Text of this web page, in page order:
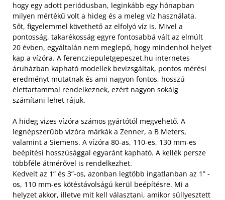
hogy egy adott periódusban, leginkább egy hónapban
milyen mértékű volt a hideg és a meleg víz használata.
Sőt, figyelemmel követhető az elfolyó víz is. Mivel a
pontosság, takarékosság egyre fontosabbá vált az elmúlt
20 évben, egyáltalán nem meglepő, hogy mindenhol helyet
kap a vízóra. A ferencziepuletgepeszet.hu internetes
áruházban kapható modellek bevizsgáltak, pontos mérési
eredményt mutatnak és ami nagyon fontos, hosszú
élettartammal rendelkeznek, ezért nagyon sokáig
számítani lehet rájuk.
A hideg vizes vízóra számos gyártótól megvehető. A
legnépszerűbb vízóra márkák a Zenner, a B Meters,
valamint a Siemens. A vízóra 80-as, 110-es, 130 mm-es
beépítési hosszúsággal egyaránt kapható. A kellék persze
többféle átmérővel is rendelkezhet.
Kedvelt az 1” és 3”-os, azonban legtöbb ingatlanban az 1” -
os, 110 mm-es kötéstávolságú kerül beépítésre. Mi a
helyzet akkor, illetve mit kell választani, amikor süllyesztett